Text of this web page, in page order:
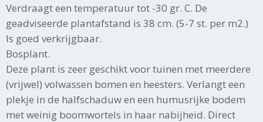
Verdraagt een temperatuur tot -30 gr. C. De
geadviseerde plantafstand is 38 cm. (5-7 st. per m2.)
Is goed verkrijgbaar.
Bosplant.
Deze plant is zeer geschikt voor tuinen met meerdere
(vrijwel) volwassen bomen en heesters. Verlangt een
plekje in de halfschaduw en een humusrijke bodem
met weinig boomwortels in haar nabijheid. Direct